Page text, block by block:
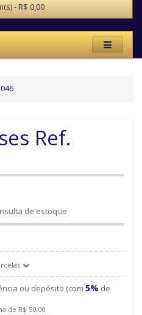
- R$ 0,00
Ref.
de estoque
ou depósito (com 5% de
de R$ 50,00.